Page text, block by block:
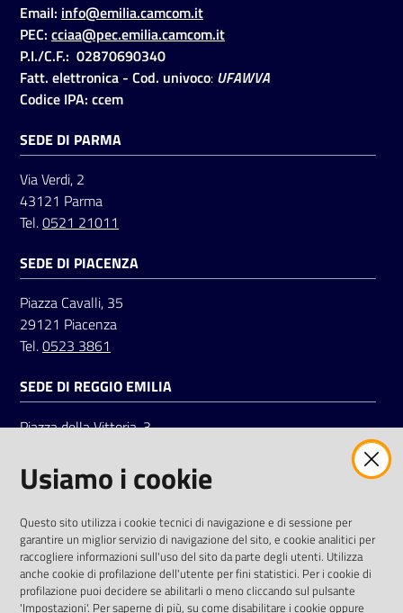
Email: info@emilia.camcom.it
PEC: cciaa@pec.emilia.camcom.it
P.I./C.F.: 02870690340
Fatt. elettronica - Cod. univoco: UFAWVA
Codice IPA: ccem
SEDE DI PARMA
Via Verdi, 2
43121 Parma
Tel.0521 21011
SEDE DI PIACENZA
Piazza Cavalli, 35
29121 Piacenza
Tel.0523 3861
SEDE DI REGGIO EMILIA
Piazza della Vittoria, 3
Tel.0522 7961
LinkedinFacebookInstagram
Usiamo i cookie
Questo sito utilizza i cookie tecnici di navigazione e di sessione per
garantire un miglior servizio di navigazione del sito, e cookie analitici per
raccogliere informazioni sull'uso del sito da parte degli utenti. Utilizza
anche cookie di profilazione dell'utente per fini statistici. Per i cookie di
profilazione puoi decidere se abilitarli o meno cliccando sul pulsante
'Impostazioni'. Per saperne di più, su come disabilitare i cookie oppure